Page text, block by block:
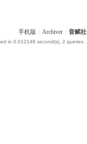
手机版 Archiver 音赋社
in 0.012148 second(s), 2 queries .